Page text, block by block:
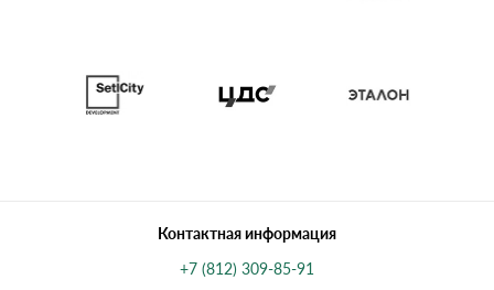
Контактная информация
+7 (812) 309-85-91